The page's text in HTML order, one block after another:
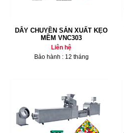
DÂY CHUYỀN SẢN XUẤT KẸO
MỀM VNC303
Liên hệ
Bảo hành : 12 tháng